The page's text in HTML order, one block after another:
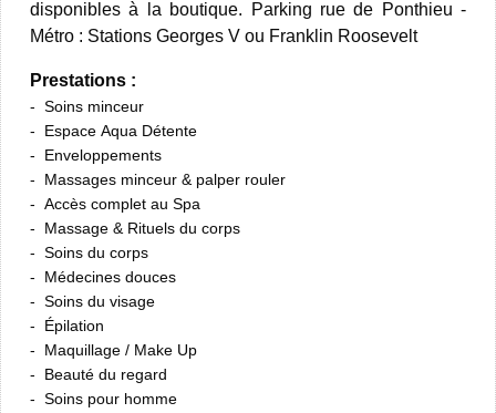
disponibles à la boutique. Parking rue de Ponthieu -
Métro : Stations Georges V ou Franklin Roosevelt
Prestations :
Soins minceur
Espace Aqua Détente
Enveloppements
Massages minceur & palper rouler
Accès complet au Spa
Massage & Rituels du corps
Soins du corps
Médecines douces
Soins du visage
Épilation
Maquillage / Make Up
Beauté du regard
Soins pour homme